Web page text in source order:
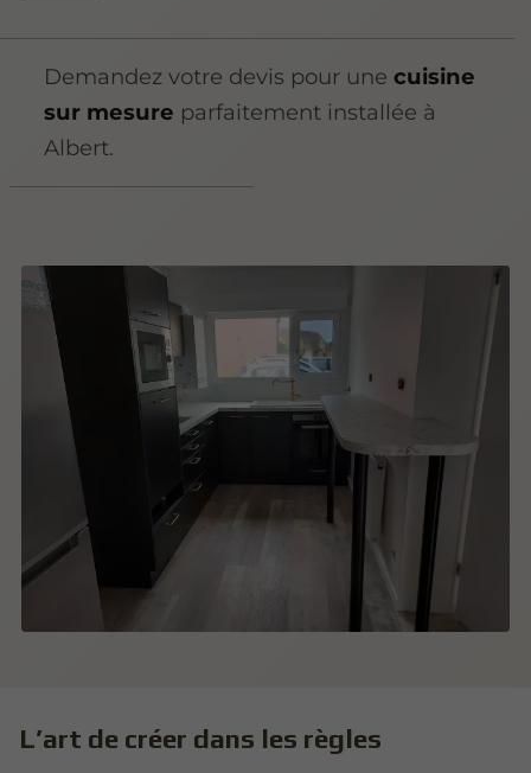
Demandez votre devis pour une cuisine
sur mesure parfaitement installée à
Albert.
L’art de créer dans les règles